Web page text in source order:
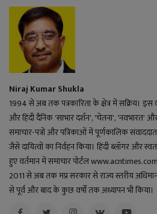
Niraj Kumar Shukla
1994 से अब तक पत्रकारिता के क्षेत्र में सक्रिय। इस
और हिंदी दैनिक 'साभार दर्शन', 'चेतना', 'नवभारत'
समाचार-पत्रों और पत्रिकाओं में पूर्णकालिक
जैसे दायित्वों का निर्वहन किया। हिंदी ब्लॉगर और
हुए वर्तमान में समाचार पोर्टल
2011 से अब तक मप्र सरकार से राज्य स्तरीय
से पूर्व और बाद के कुछ वर्षों तक अध्यापन भी किया।